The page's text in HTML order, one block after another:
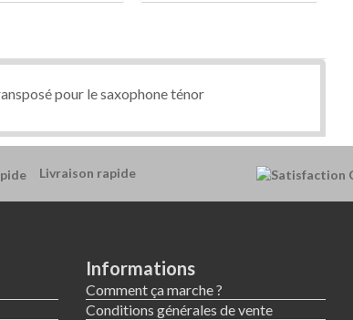
pour le saxophone ténor
Livraison rapide
Informations
Comment ça marche ?
Conditions générales de vente